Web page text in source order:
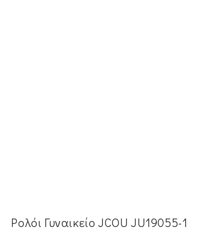
Ρολόι Γυναικείο JCOU JU19055-1